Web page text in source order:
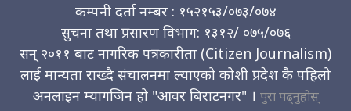
कम्पनी दर्ता नम्बर : १५२१५३/०७३/०७४
सुचना तथा प्रसारण विभाग: १३१२/ ०७५/०७६
सन् २०११ बाट नागरिक पत्रकारीता (Citizen Journalism)
लाई मान्यता राख्दै संचालनमा ल्याएको कोशी प्रदेश कै पहिलो
अनलाइन म्यागजिन हो "आवर बिराटनगर" । पुरा पढ्नुहोस्